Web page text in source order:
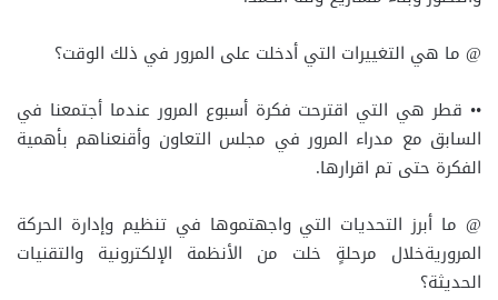
@ ما هي التغييرات التي أدخلت على المرور في ذلك الوقت؟
•• قطر هي التي اقترحت فكرة أسبوع المرور عندما أجتمعنا في
السابق مع مدراء المرور في مجلس التعاون وأقنعناهم بأهمية
الفكرة حتى تم اقرارها.
@ ما أبرز التحديات التي واجهتموها في تنظيم وإدارة الحركة
المروريةخلال مرحلةٍ خلت من الأنظمة الإلكترونية والتقنيات
الحديثة؟